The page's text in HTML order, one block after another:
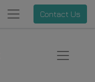
Contact Us